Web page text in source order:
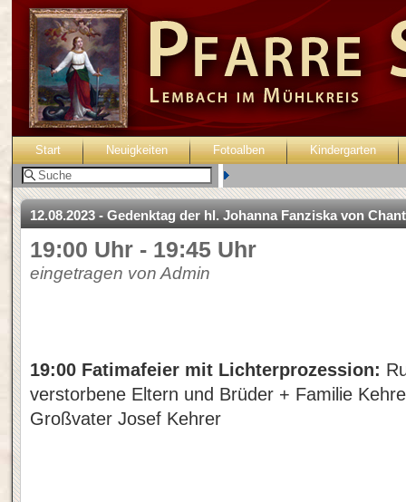
Start Neuigkeiten Fotoalben Kindergarten
12.08.2023 - Gedenktag der hl. Johanna Fanziska von
19:00 Uhr - 19:45 Uhr
eingetragen von Admin
19:00 Fatimafeier mit Lichterprozession:
verstorbene Eltern und Brüder + Familie
Großvater Josef Kehrer